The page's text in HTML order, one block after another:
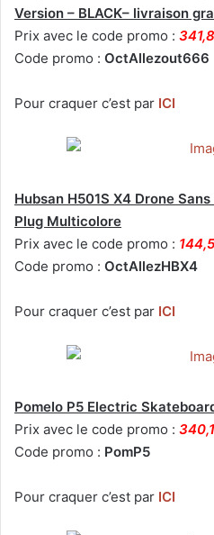
Version – BLACK– livraison
Prix avec le code promo :
Code promo : OctAllezout666
Pour craquer c’est par ICI
Hubsan H501S X4 Drone
Plug Multicolore
Prix avec le code promo :
Code promo : OctAllezHBX4
Pour craquer c’est par ICI
PomeIo P5 Electric
Prix avec le code promo :
Code promo : PomP5
Pour craquer c’est par ICI